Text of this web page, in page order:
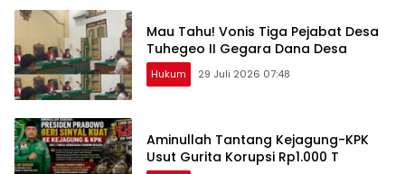
Mau Tahu! Vonis Tiga Pejabat Desa
Tuhegeo II Gegara Dana Desa
Hukum 29 Juli 2026 07:48
Aminullah Tantang Kejagung-KPK
Usut Gurita Korupsi Rp1.000 T